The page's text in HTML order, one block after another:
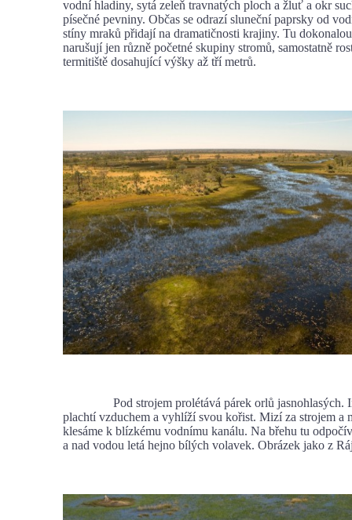
vodní hladiny, sytá zeleň travnatých ploch a žluť a okr
písečné pevniny. Občas se odrazí sluneční paprsky od
stíny mraků přidají na dramatičnosti krajiny. Tu
narušují jen různě početné skupiny stromů, samostatně
termitiště dosahující výšky až tří metrů.
Pod strojem prolétává párek orlů jasnohlasých.
plachtí vzduchem a vyhlíží svou kořist. Mizí za strojem a
klesáme k blízkému vodnímu kanálu. Na břehu tu
a nad vodou letá hejno bílých volavek. Obrázek jako z